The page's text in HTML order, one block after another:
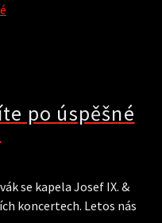
po úspěšné
se kapela Josef IX. &
koncertech. Letos nás